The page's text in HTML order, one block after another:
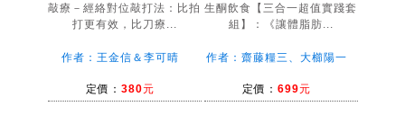
敲療－經絡對位敲打法：比拍
打更有效，比刀療...
作者：王金信＆李可晴
定價： 380元
生酮飲食【三合一超值實踐套
組】：《讓體脂肪...
作者：齋藤糧三、大櫛陽一
定價： 699元